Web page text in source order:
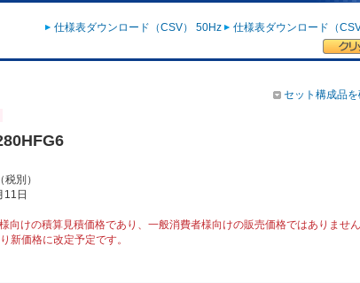
仕様表ダウンロード（CSV） 50Hz 仕様表ダウンロード（
セット構成品
別）
11日
向けの積算見積価格であり、一般消費者様向けの販売価格ではありませ
新価格に改定予定です。